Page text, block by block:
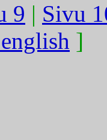
9 | Sivu
]